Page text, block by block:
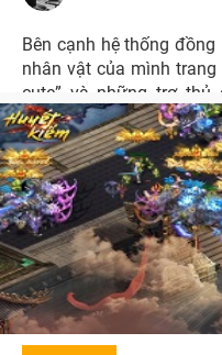
Bên cạnh hệ thống
nhân vật của mình trang
cute” và những trợ thủ
nhằm giúp người chơi
tiên huyễn.